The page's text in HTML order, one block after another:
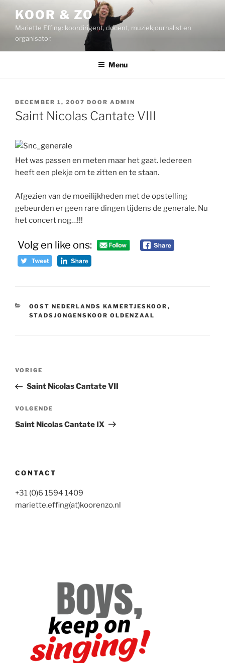
inhoud
KOOR & ZO
Mariette Effing: koordirigent, docent, muziekjournalist en
organisator.
Menu
GEPLAATST
OP
DECEMBER 1, 2007 DOOR ADMIN
Saint Nicolas Cantate VIII
Het was passen en meten maar het gaat. Iedereen
heeft een plekje om te zitten en te staan.
Afgezien van de moeilijkheden met de opstelling
gebeurden er geen rare dingen tijdens de generale. Nu
het concert nog…!!!
Volg en like ons:
CATEGORIEËN
OOST NEDERLANDS KAMERTJESKOOR ,
STADSJONGENSKOOR OLDENZAAL
Bericht
Vorig
bericht
VORIGE
Saint Nicolas Cantate VII
Volgend
bericht
VOLGENDE
Saint Nicolas Cantate IX
CONTACT
+31 (0)6 1594 1409
mariette.effing(at)koorenzo.nl